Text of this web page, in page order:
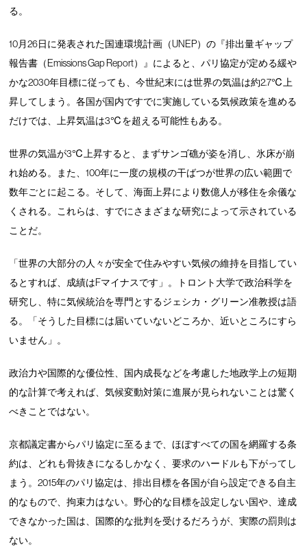
る。
10月26日に発表された国連環境計画（UNEP）の『排出量ギャップ
報告書（Emissions Gap Report）』によると、パリ協定が定める緩や
かな2030年目標に従っても、今世紀末には世界の気温は約2.7℃上
昇してしまう。各国が国内ですでに実施している気候政策を進める
だけでは、上昇気温は3℃を超える可能性もある。
世界の気温が3℃上昇すると、まずサンゴ礁が姿を消し、氷床が崩
れ始める。また、100年に一度の規模の干ばつが世界の広い範囲で
数年ごとに起こる。そして、海面上昇により数億人が移住を余儀な
くされる。これらは、すでにさまざまな研究によって示されている
ことだ。
「世界の大部分の人々が安全で住みやすい気候の維持を目指してい
るとすれば、成績はFマイナスです」。トロント大学で政治科学を
研究し、特に気候統治を専門とするジェシカ・グリーン准教授は語
る。「そうした目標には届いていないどころか、近いところにすら
いません」。
政治力や国際的な優位性、国内成長などを考慮した地政学上の短期
的な計算で考えれば、気候変動対策に進展が見られないことは驚く
べきことではない。
京都議定書からパリ協定に至るまで、ほぼすべての国を網羅する条
約は、どれも骨抜きになるしかなく、要求のハードルも下がってし
まう。2015年のパリ協定は、排出目標を各国が自ら設定できる自主
的なもので、拘束力はない。野心的な目標を設定しない国や、達成
できなかった国は、国際的な批判を受けるだろうが、実際の罰則は
ない。